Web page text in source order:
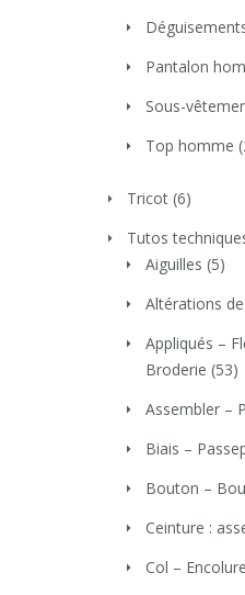
Pantalon
Sous-
Top homme
Tricot (6)
Tutos
Aiguilles (5)
Altérations
Appliqués –
Broderie (53)
Assembler –
Biais –
Bouton –
Ceinture :
Col – Encolure